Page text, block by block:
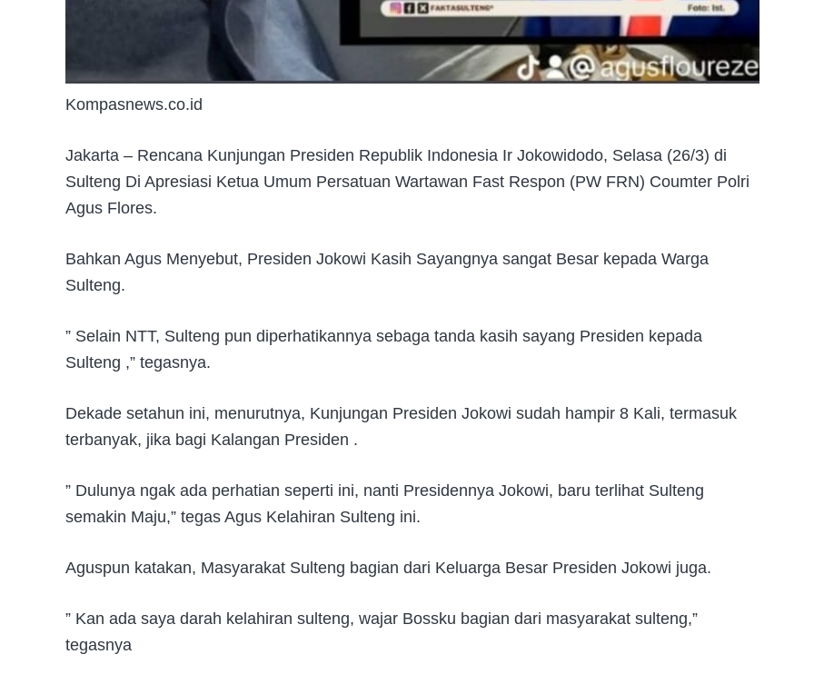
Kompasnews.co.id
Jakarta – Rencana Kunjungan Presiden Republik Indonesia Ir Jokowidodo, Selasa (26/3) di
Sulteng Di Apresiasi Ketua Umum Persatuan Wartawan Fast Respon (PW FRN) Coumter Polri
Agus Flores.
Bahkan Agus Menyebut, Presiden Jokowi Kasih Sayangnya sangat Besar kepada Warga
Sulteng.
” Selain NTT, Sulteng pun diperhatikannya sebaga tanda kasih sayang Presiden kepada
Sulteng ,” tegasnya.
Dekade setahun ini, menurutnya, Kunjungan Presiden Jokowi sudah hampir 8 Kali, termasuk
terbanyak, jika bagi Kalangan Presiden .
” Dulunya ngak ada perhatian seperti ini, nanti Presidennya Jokowi, baru terlihat Sulteng
semakin Maju,” tegas Agus Kelahiran Sulteng ini.
Aguspun katakan, Masyarakat Sulteng bagian dari Keluarga Besar Presiden Jokowi juga.
” Kan ada saya darah kelahiran sulteng, wajar Bossku bagian dari masyarakat sulteng,”
tegasnya